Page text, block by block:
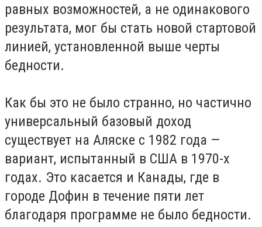
равных возможностей, а не одинакового
результата, мог бы стать новой стартовой
линией, установленной выше черты
бедности.
Как бы это не было странно, но частично
универсальный базовый доход
существует на Аляске с 1982 года —
вариант, испытанный в США в 1970-х
годах. Это касается и Канады, где в
городе Дофин в течение пяти лет
благодаря программе не было бедности.